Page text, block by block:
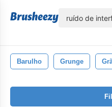
Barulho Grunge